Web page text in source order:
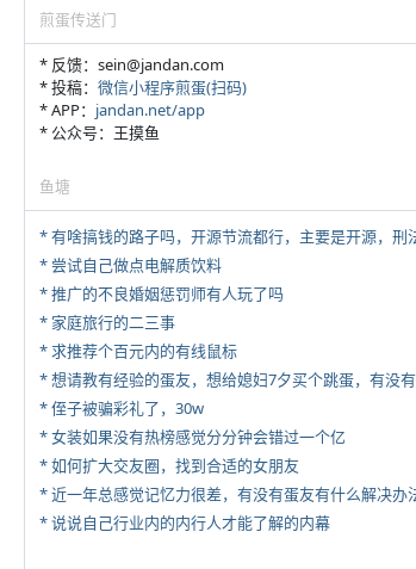
煎蛋传送门
* 反馈：sein@jandan.com
* 投稿： 微信小程序煎蛋(扫码)
* APP： jandan.net/app
* 公众号：王摸鱼
鱼塘
* 尝试自己做点电解质饮料
* 推广的不良婚姻惩罚师有人玩了吗
* 家庭旅行的二三事
* 求推荐个百元内的有线鼠标
* 侄子被骗彩礼了，30w
* 女装如果没有热榜感觉分分钟会错过一个亿
* 如何扩大交友圈，找到合适的女朋友
* 近一年总感觉记忆力很差，有没有蛋友有什么解决办
* 说说自己行业内的内行人才能了解的内幕